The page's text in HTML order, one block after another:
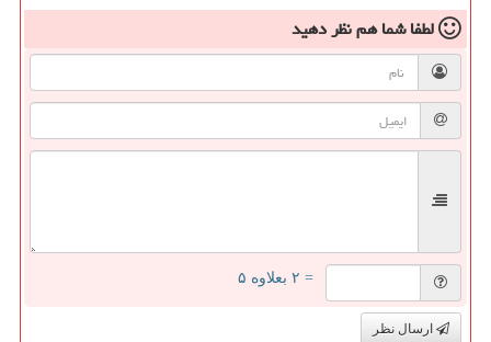
لطفا شما همنظر دهید
= ۲ بعلاوه ۵
ارسال نظر